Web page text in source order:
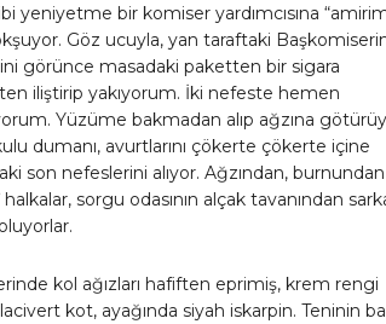
yeniyetme bir komiser yardımcısına
Göz ucuyla, yan taraftaki
görünce masadaki paketten bir sigara
iliştirip yakıyorum. İki nefeste hemen
Yüzüme bakmadan alıp ağzına
dumanı, avurtlarını çökerte çökerte içine
son nefeslerini alıyor. Ağzından, burnundan
sorgu odasının alçak tavanından
kol ağızları hafiften eprimiş, krem rengi
kot, ayağında siyah iskarpin. Teninin